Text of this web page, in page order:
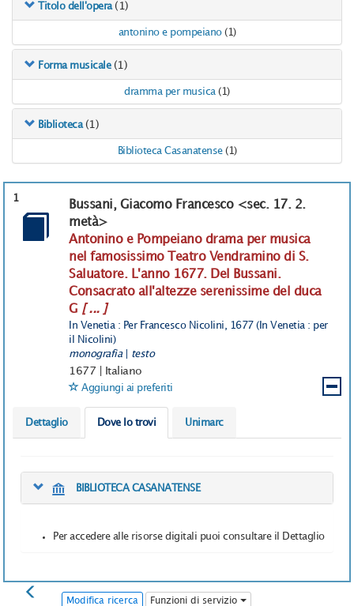
Titolo dell'opera (1)
antonino e pompeiano (1)
Forma musicale (1)
dramma per musica (1)
Biblioteca (1)
Biblioteca Casanatense (1)
1
Bussani, Giacomo Francesco <sec. 17. 2.
metà>
Antonino e Pompeiano drama per musica
nel famosissimo Teatro Vendramino di S.
Saluatore. L'anno 1677. Del Bussani.
Consacrato all'altezze serenissime del duca
G [ ... ]
In Venetia : Per Francesco Nicolini, 1677 (In Venetia : per
il Nicolini)
monografia| testo
1677 Italiano
Aggiungi ai preferiti
Dettaglio Dove lo trovi Unimarc
BIBLIOTECA CASANATENSE
Per accedere alle risorse digitali puoi consultare il Dettaglio
Modifica ricerca Funzioni di servizio